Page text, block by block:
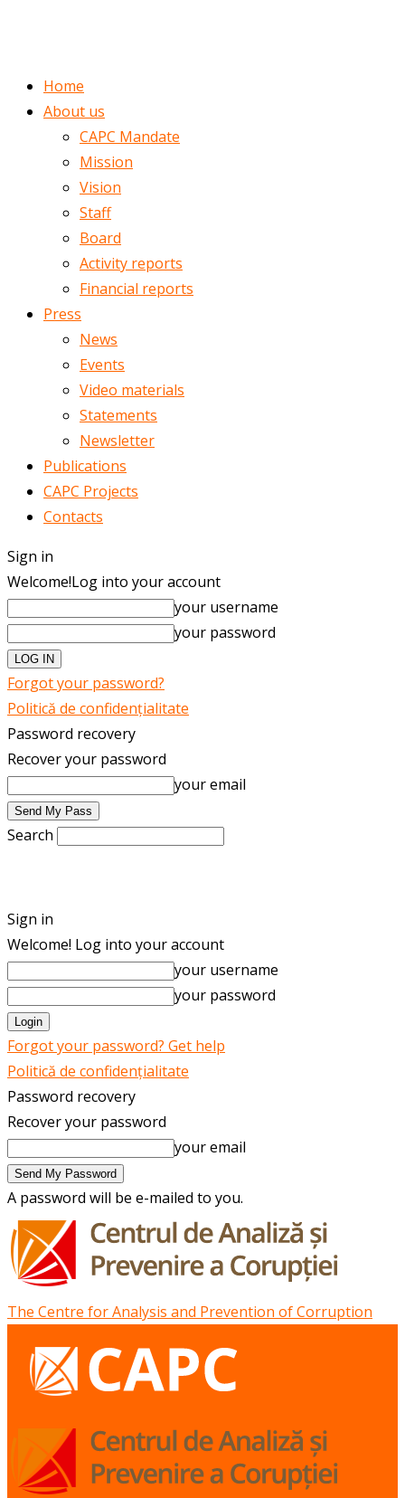
Home
About us
CAPC Mandate
Mission
Vision
Staff
Board
Activity reports
Financial reports
Press
News
Events
Video materials
Statements
Newsletter
Publications
CAPC Projects
Contacts
Sign in
Welcome!Log into your account
your username
your password
Forgot your password?
Politică de confidențialitate
Password recovery
Recover your password
your email
Search
Sign in
Welcome! Log into your account
your username
your password
Forgot your password? Get help
Politică de confidențialitate
Password recovery
Recover your password
your email
A password will be e-mailed to you.
The Centre for Analysis and Prevention of Corruption